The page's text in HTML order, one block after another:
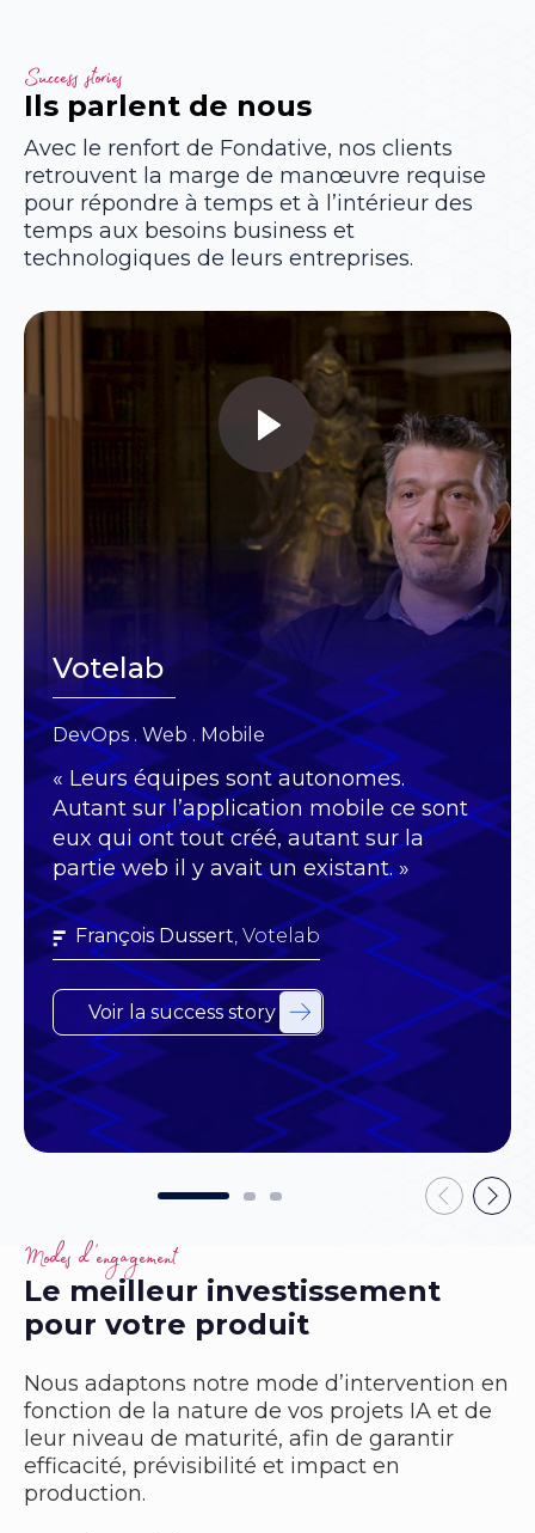
Success stories
Ils parlent de nous
Avec le renfort de Fondative, nos clients
retrouvent la marge de manœuvre requise
pour répondre à temps et à l’intérieur des
temps aux besoins business et
technologiques de leurs entreprises.
Votelab
DevOps . Web . Mobile
« Leurs équipes sont autonomes.
Autant sur l’application mobile ce sont
eux qui ont tout créé, autant sur la
partie web il y avait un existant. »
François Dussert, Votelab
Voir la success story
Exertis
DevOps . Web . QA
« On savait qu’on avait en face de nous
des gens qui étaient compétents et
qu’on pouvait leur faire confiance dans
ce qu’ils nous apportaient comme
réponse. »
Jérémy Benmoussa, Exertis
Voir la success story
Kick Digital
DevOps . Web . QA
« Fondative est à la production mais
reste extrêmement connectée à
l’échange avec le client et est
beaucoup dans l’anticipation
technologique de l’avenir du produit. »
Jonathan Ben Harroche, Kick Digital
Voir la success story
Modes d’engagement
Le meilleur investissement
pour votre produit
Nous adaptons notre mode d’intervention en
fonction de la nature de vos projets IA et de
leur niveau de maturité, afin de garantir
efficacité, prévisibilité et impact en
production.